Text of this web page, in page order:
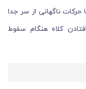
ناگهانی از سر جدا
کلاه هنگام سقوط